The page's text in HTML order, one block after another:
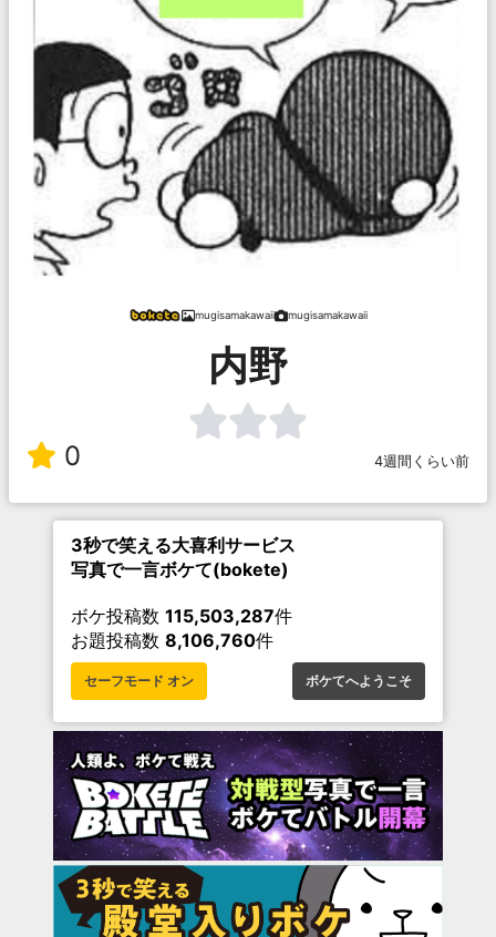
mugisamakawaii mugisamakawaii
内野
0 4週間くらい前
3秒で笑える大喜利サービス
写真で一言ボケて(bokete)
ボケ投稿数 115,503,287件
お題投稿数 8,106,760件
セーフモード オン ボケてへようこそ